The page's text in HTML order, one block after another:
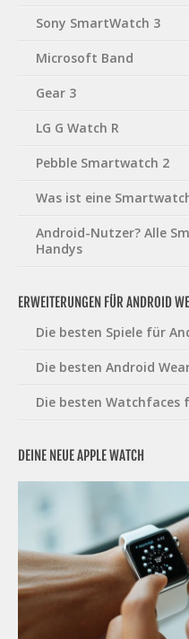
Sony SmartWatch 3
Microsoft Band
Gear 3
LG G Watch R
Pebble Smartwatch 2
Was ist eine
Android-Nutzer? Alle
Handys
ERWEITERUNGEN FÜR ANDROID
Die besten Spiele für
Die besten Android
Die besten Watchfaces
DEINE NEUE APPLE WATCH